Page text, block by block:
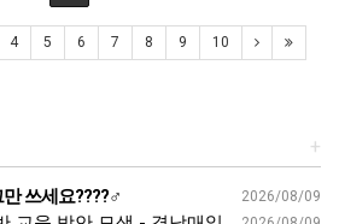
4 5 6 7 8 9 10
+
2026/08/09
쓰세요????‍♂️